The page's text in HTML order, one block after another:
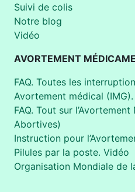
Suivi de colis
Notre blog
Vidéo
AVORTEMENT
FAQ. Toutes les
Avortement médical
FAQ. Tout sur
Abortives)
Instruction pour
Pilules par la poste. Vidéo
Organisation Mondiale de